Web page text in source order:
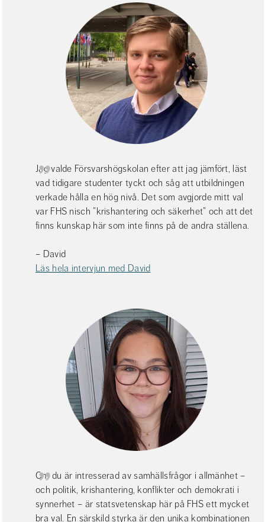
Jag valde Försvarshögskolan efter att jag jämfört, läst
vad tidigare studenter tyckt och såg att utbildningen
verkade hålla en hög nivå. Det som avgjorde mitt val
var FHS nisch ”krishantering och säkerhet” och att det
finns kunskap här som inte finns på de andra ställena.
– David
Läs hela intervjun med David
Om du är intresserad av samhällsfrågor i allmänhet –
och politik, krishantering, konflikter och demokrati i
synnerhet – är statsvetenskap här på FHS ett mycket
bra val. En särskild styrka är den unika kombinationen